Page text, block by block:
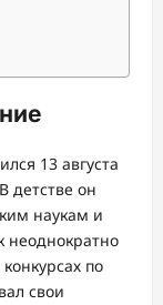
13 августа
детстве он
наукам и
неоднократно
по
свои